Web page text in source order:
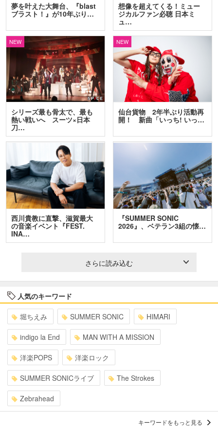
夢を叶えた大舞台、『blast
ブラスト！』が10年ぶり…
想像を超えてくる！ミュー
ジカルファン必聴 日本ミ
ュ…
NEW
シリーズ最も骨太で、最も
熱い戦いへ スーツ×日本
刀…
NEW
仙台貨物 2年半ぶり活動再
開！ 新曲「いっち! いっ…
西川貴教に直撃、滋賀最大
の音楽イベント『FEST.
INA…
『SUMMER SONIC
2026』、ベテラン3組の懐…
さらに読み込む
人気のキーワード
堀ちえみ SUMMER SONIC HIMARI
indigo la End MAN WITH A MISSION
洋楽POPS 洋楽ロック
SUMMER SONICライブ The Strokes
Zebrahead
キーワードをもっと見る